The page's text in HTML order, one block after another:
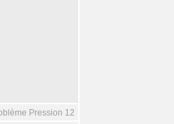
Pression 12